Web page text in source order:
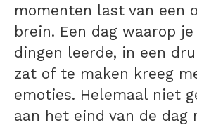
momenten last van een
brein. Een dag waarop
dingen leerde, in een
zat of te maken kreeg
emoties. Helemaal niet
aan het eind van de dag